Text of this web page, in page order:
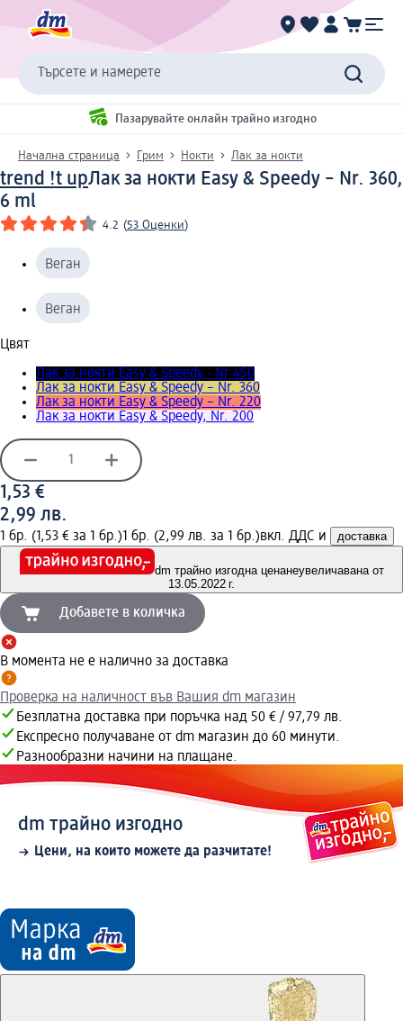
Търсете и намерете
Пазарувайте онлайн трайно изгодно
Начална страница Грим Нокти Лак за нокти
trend !t upЛак за нокти Easy & Speedy – Nr. 360,
6 ml
4.2 (53 Оценки)
Веган
Веган
Цвят
Лак за нокти Easy & Speedy - Nr.450
Лак за нокти Easy & Speedy – Nr. 360
Лак за нокти Easy & Speedy – Nr. 220
Лак за нокти Easy & Speedy, Nr. 200
1,53 €
2,99 лв.
1 бр. (1,53 € за 1 бр.)1 бр. (2,99 лв. за 1 бр.)вкл. ДДС и доставка
dm трайно изгодна ценанеувеличавана от
13.05.2022 г.
Добавете в количка
В момента не е налично за доставка
Проверка на наличност във Вашия dm магазин
Безплатна доставка при поръчка над 50 € / 97,79 лв.
Експресно получаване от dm магазин до 60 минути.
Разнообразни начини на плащане.
dm трайно изгодно
Цени, на които можете да разчитате!